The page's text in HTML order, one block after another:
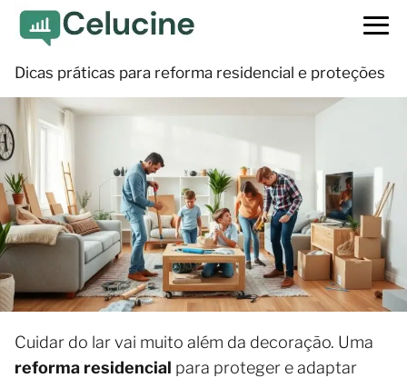
Dicas práticas para reforma residencial e proteções
Cuidar do lar vai muito além da decoração. Uma
reforma residencial para proteger e adaptar